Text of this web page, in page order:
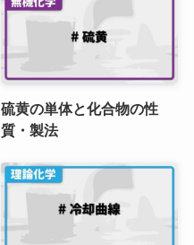
硫黄の単体と化合物の性
質・製法